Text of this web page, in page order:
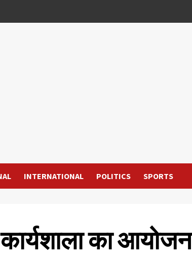
INTERNATIONAL POLITICS SPORTS
का आयोजन